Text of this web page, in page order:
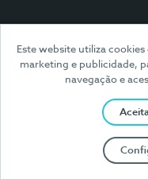
Este website utiliza
marketing e publicidade,
navegação e